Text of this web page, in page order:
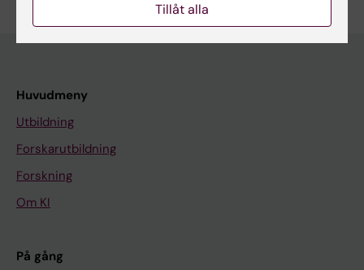
Huvudmeny
Utbildning
Forskarutbildning
Forskning
Om KI
På gång
Tillåt alla